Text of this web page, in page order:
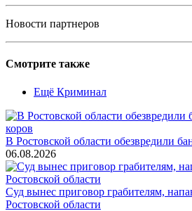
Новости партнеров
Смотрите также
Ещё Криминал
В Ростовской области обезвредили
06.08.2026
Суд вынес приговор грабителям,
Ростовской области